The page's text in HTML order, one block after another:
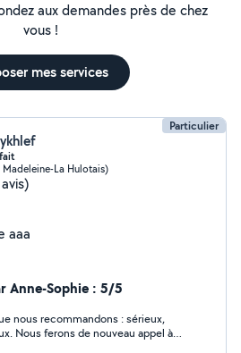
aux demandes près de chez
vous !
mes services
Particulier
La Hulotais)
aaa
Anne-Sophie : 5/5
nous recommandons : sérieux,
Nous ferons de nouveau appel à